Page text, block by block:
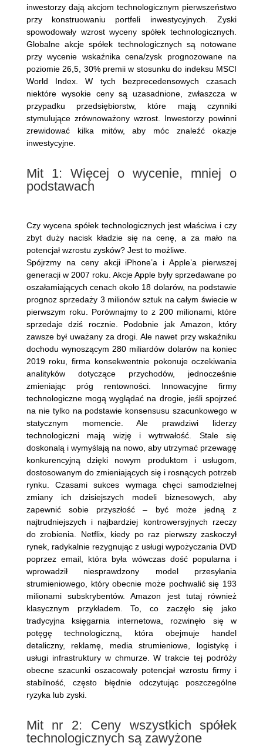
inwestorzy dają akcjom technologicznym pierwszeństwo
przy konstruowaniu portfeli inwestycyjnych. Zyski
spowodowały wzrost wyceny spółek technologicznych.
Globalne akcje spółek technologicznych są notowane
przy wycenie wskaźnika cena/zysk prognozowane na
poziomie 26,5, 30% premii w stosunku do indeksu MSCI
World Index. W tych bezprecedensowych czasach
niektóre wysokie ceny są uzasadnione, zwłaszcza w
przypadku przedsiębiorstw, które mają czynniki
stymulujące zrównoważony wzrost. Inwestorzy powinni
zrewidować kilka mitów, aby móc znaleźć okazje
inwestycyjne.
Mit 1: Więcej o wycenie, mniej o
podstawach
Czy wycena spółek technologicznych jest właściwa i czy
zbyt duży nacisk kładzie się na cenę, a za mało na
potencjał wzrostu zysków? Jest to możliwe.
Spójrzmy na ceny akcji iPhone’a i Apple’a pierwszej
generacji w 2007 roku. Akcje Apple były sprzedawane po
oszałamiających cenach około 18 dolarów, na podstawie
prognoz sprzedaży 3 milionów sztuk na całym świecie w
pierwszym roku. Porównajmy to z 200 milionami, które
sprzedaje dziś rocznie. Podobnie jak Amazon, który
zawsze był uważany za drogi. Ale nawet przy wskaźniku
dochodu wynoszącym 280 miliardów dolarów na koniec
2019 roku, firma konsekwentnie pokonuje oczekiwania
analityków dotyczące przychodów, jednocześnie
zmieniając próg rentowności. Innowacyjne firmy
technologiczne mogą wyglądać na drogie, jeśli spojrzeć
na nie tylko na podstawie konsensusu szacunkowego w
statycznym momencie. Ale prawdziwi liderzy
technologiczni mają wizję i wytrwałość. Stale się
doskonalą i wymyślają na nowo, aby utrzymać przewagę
konkurencyjną dzięki nowym produktom i usługom,
dostosowanym do zmieniających się i rosnących potrzeb
rynku. Czasami sukces wymaga chęci samodzielnej
zmiany ich dzisiejszych modeli biznesowych, aby
zapewnić sobie przyszłość – być może jedną z
najtrudniejszych i najbardziej kontrowersyjnych rzeczy
do zrobienia. Netﬂix, kiedy po raz pierwszy zaskoczył
rynek, radykalnie rezygnując z usługi wypożyczania DVD
poprzez email, która była wówczas dość popularna i
wprowadził niesprawdzony model przesyłania
strumieniowego, który obecnie może pochwalić się 193
milionami subskrybentów. Amazon jest tutaj również
klasycznym przykładem. To, co zaczęło się jako
tradycyjna księgarnia internetowa, rozwinęło się w
potęgę technologiczną, która obejmuje handel
detaliczny, reklamę, media strumieniowe, logistykę i
usługi infrastruktury w chmurze. W trakcie tej podróży
obecne szacunki oszacowały potencjał wzrostu firmy i
stabilność, często błędnie odczytując poszczególne
ryzyka lub zyski.
Mit nr 2: Ceny wszystkich spółek
technologicznych są zawyżone